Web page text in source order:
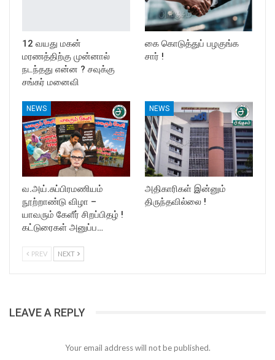
12 வயது மகன்
மரணத்திற்கு முன்னால்
நடந்தது என்ன ? சவுக்கு
சங்கர் மனைவி
கை கொடுத்துப் பழகுங்க
சார் !
NEWS
வ.அய்.சுப்பிரமணியம்
நூற்றாண்டு விழா –
யாவரும் கேளீர் சிறப்பிதழ் !
கட்டுரைகள் அனுப்ப…
NEWS
அதிகாரிகள் இன்னும்
திருந்தவில்லை !
PREV NEXT
LEAVE A REPLY
Your email address will not be published.